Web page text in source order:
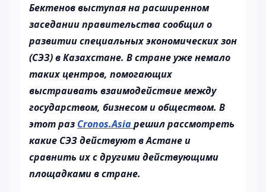
Бектенов выступая на расширенном
заседании правительства сообщил о
развитии специальных экономических зон
(СЭЗ) в Казахстане. В стране уже немало
таких центров, помогающих
выстраивать взаимодействие между
государством, бизнесом и обществом. В
этот раз Cronos.Asiaрешил рассмотреть
какие СЭЗ действуют в Астане и
сравнить их с другими действующими
площадками в стране.